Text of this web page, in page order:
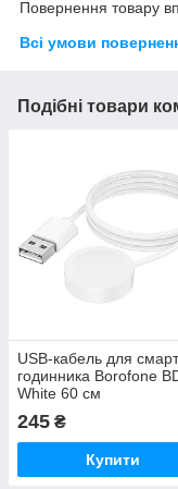
Повернення товару
Всі умови
Подібні товари
USB-кабель для
годинника Borofone
White 60 см
245 ₴
Купити